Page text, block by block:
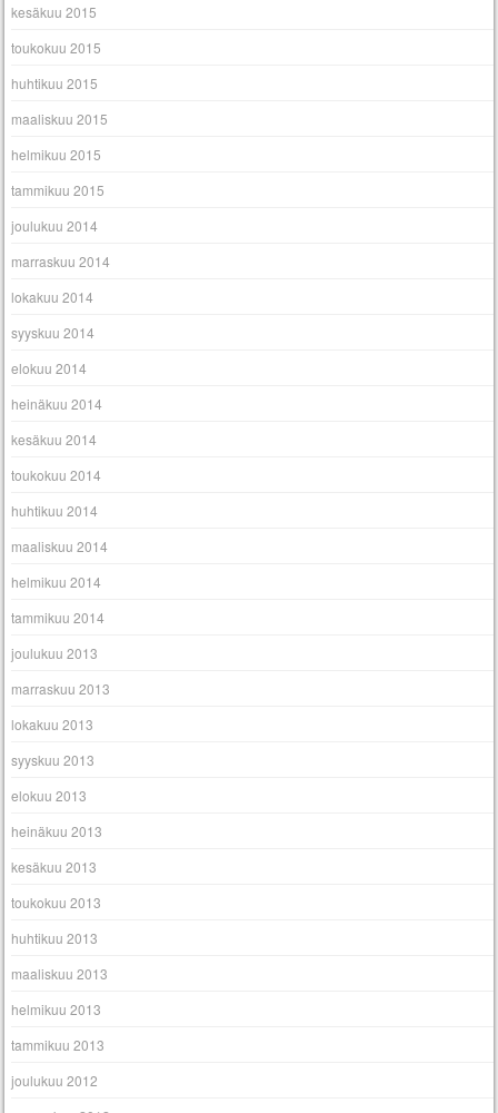
kesäkuu 2015
toukokuu 2015
huhtikuu 2015
maaliskuu 2015
helmikuu 2015
tammikuu 2015
joulukuu 2014
marraskuu 2014
lokakuu 2014
syyskuu 2014
elokuu 2014
heinäkuu 2014
kesäkuu 2014
toukokuu 2014
huhtikuu 2014
maaliskuu 2014
helmikuu 2014
tammikuu 2014
joulukuu 2013
marraskuu 2013
lokakuu 2013
syyskuu 2013
elokuu 2013
heinäkuu 2013
kesäkuu 2013
toukokuu 2013
huhtikuu 2013
maaliskuu 2013
helmikuu 2013
tammikuu 2013
joulukuu 2012